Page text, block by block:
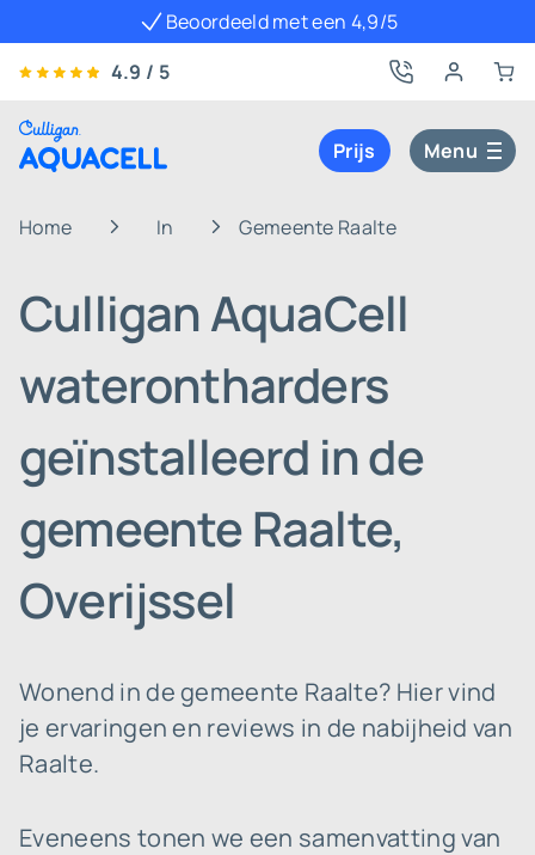
Beoordeeld met een 4,9/5
4.9 / 5
Prijs Menu
Home In Gemeente Raalte
Culligan AquaCell
waterontharders
geïnstalleerd in de
gemeente Raalte,
Overijssel
Wonend in de gemeente Raalte? Hier vind
je ervaringen en reviews in de nabijheid van
Raalte.
Eveneens tonen we een samenvatting van